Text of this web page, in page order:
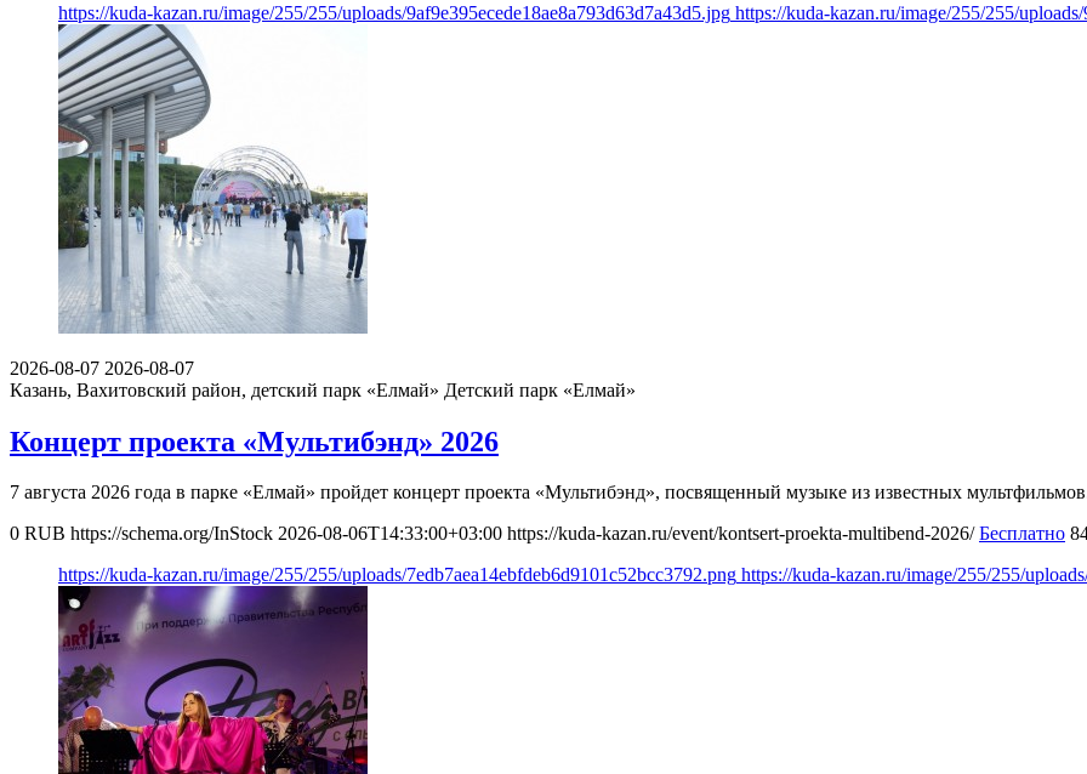
https://kuda-kazan.ru/image/255/255/uploads/9af9e395ecede18ae8a793d63d7a43d5.jpg https://kuda-kazan.ru/image/255/255/
2026-08-07 2026-08-07
Казань, Вахитовский район, детский парк «Елмай» Детский парк «Елмай»
Концерт проекта «Мультибэнд» 2026
7 августа 2026 года в парке «Елмай» пройдет концерт проекта «Мультибэнд», посвященный музыке из известных
0 RUB https://schema.org/InStock 2026-08-06T14:33:00+03:00 https://kuda-kazan.ru/event/kontsert-proekta-multibend-2026/ Бесплатно
https://kuda-kazan.ru/image/255/255/uploads/7edb7aea14ebfdeb6d9101c52bcc3792.png https://kuda-kazan.ru/image/255/255/